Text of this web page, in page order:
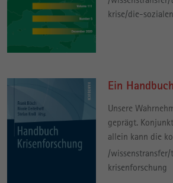
krise/die-
Ein
Unsere
geprägt.
allein kann die
/
krisenforschung